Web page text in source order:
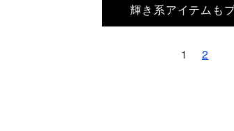
輝き系アイテムも
1 2